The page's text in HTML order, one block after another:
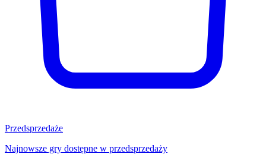
Przedsprzedaże
Najnowsze gry dostępne w przedsprzedaży